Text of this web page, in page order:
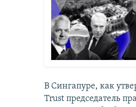
В Сингапуре, как
Trust председатель